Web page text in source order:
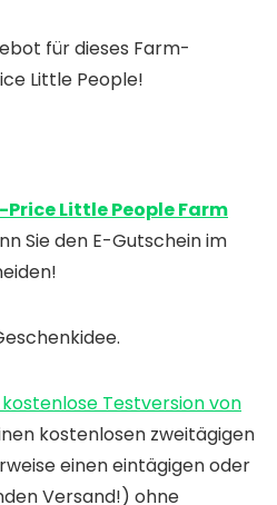
für dieses Farm-
Little People!
Price Little People Farm
Sie den E-Gutschein im
Testversion von
kostenlosen zweitägigen
einen eintägigen oder
Versand!) ohne